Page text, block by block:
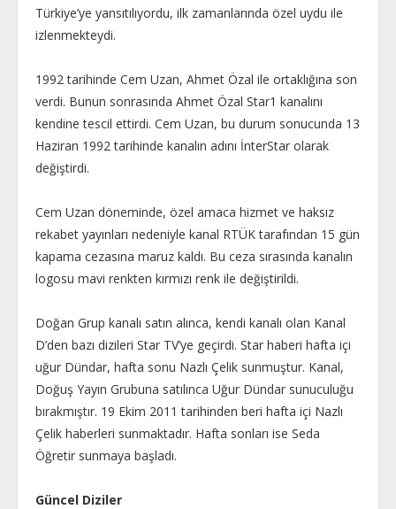
Türkiye’ye yansıtılıyordu, ilk zamanlarında özel uydu ile
izlenmekteydi.
1992 tarihinde Cem Uzan, Ahmet Özal ile ortaklığına son
verdi. Bunun sonrasında Ahmet Özal Star1 kanalını
kendine tescil ettirdi. Cem Uzan, bu durum sonucunda 13
Haziran 1992 tarihinde kanalın adını İnterStar olarak
değiştirdi.
Cem Uzan döneminde, özel amaca hizmet ve haksız
rekabet yayınları nedeniyle kanal RTÜK tarafından 15 gün
kapama cezasına maruz kaldı. Bu ceza sırasında kanalın
logosu mavi renkten kırmızı renk ile değiştirildi.
Doğan Grup kanalı satın alınca, kendi kanalı olan Kanal
D’den bazı dizileri Star TV’ye geçirdi. Star haberi hafta içi
uğur Dündar, hafta sonu Nazlı Çelik sunmuştur. Kanal,
Doğuş Yayın Grubuna satılınca Uğur Dündar sunuculuğu
bırakmıştır. 19 Ekim 2011 tarihinden beri hafta içi Nazlı
Çelik haberleri sunmaktadır. Hafta sonları ise Seda
Öğretir sunmaya başladı.
Güncel Diziler